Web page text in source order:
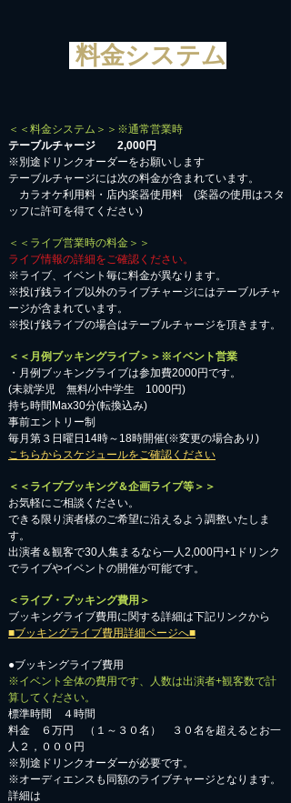
料金システム
＜＜料金システム＞＞※通常営業時
テーブルチャージ 2,000円
※別途ドリンクオーダーをお願いします
テーブルチャージには次の料金が含まれています。
カラオケ利用料・店内楽器使用料 (楽器の使用はスタ
ッフに許可を得てください)
＜＜ライブ営業時の料金＞＞
ライブ情報の詳細をご確認ください。
※ライブ、イベント毎に料金が異なります。
※投げ銭ライブ以外のライブチャージにはテーブルチャ
ージが含まれています。
※投げ銭ライブの場合はテーブルチャージを頂きます。
＜＜月例ブッキングライブ＞＞※イベント営業
・月例ブッキングライブは参加費2000円です。
​(未就学児 無料/小中学生 1000円)
持ち時間Max30分(転換込み)
事前エントリー制
毎月第３日曜日14時～18時開催(※変更の場合あり)
こちらからスケジュールをご確認ください
＜＜ライブブッキング＆企画ライブ等＞＞
お気軽にご相談ください。​
​できる限り演者様のご希望に沿えるよう調整いたしま
す。
出演者＆観客で30人集まるなら一人2,000円+1ドリンク
でライブやイベントの開催が可能です。
＜ライブ・ブッキング費用＞
ブッキングライブ費用に関する詳細は下記リンクから
■ブッキングライブ費用詳細ページへ■
●ブッキングライブ費用
※イベント全体の費用です、人数は出演者+観客数で計
算してください。
標準時間 ４時間
料金 ６万円 （１～３０名） ３０名を超えるとお一
人２，０００円
※別途ドリンクオーダーが必要です。
※オーディエンスも同額のライブチャージとなります。
詳細は